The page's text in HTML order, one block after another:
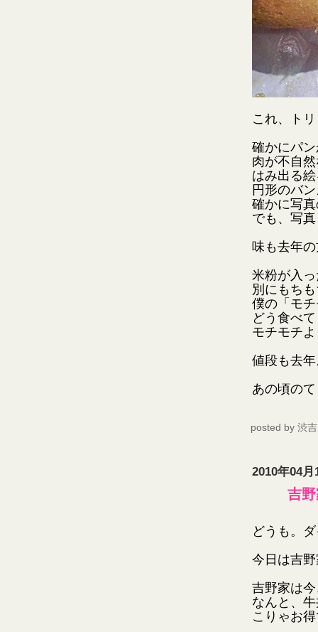
これ、ト
確かにパ
肉が不自
はみ出る
円形のバ
確かに写
でも、写
味も去年
米粉が入
別にもち
僕の「モ
どう食べ
モチモチ
値段も去
あの頃の
posted by 渋吉
2010年04月
吉
どうも。
今日は吉
吉野家は
なんと、
こりゃお